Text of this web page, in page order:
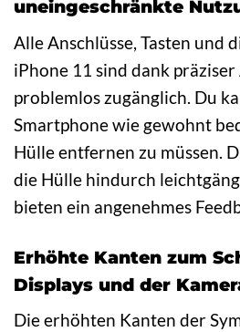
uneingeschränkte
Alle Anschlüsse, Tasten und
iPhone 11 sind dank
problemlos zugänglich. Du
Smartphone wie gewohnt
Hülle entfernen zu müssen.
die Hülle hindurch
bieten ein angenehmes
Erhöhte Kanten zum
Displays und der
Die erhöhten Kanten der